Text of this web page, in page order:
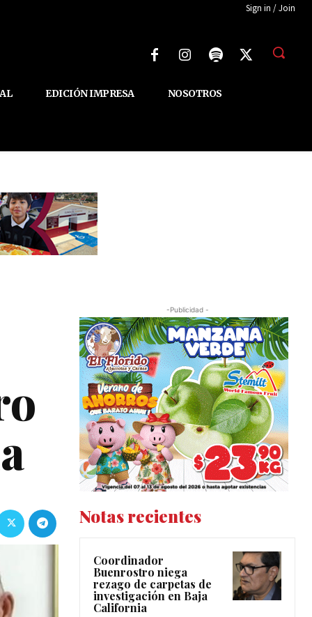
Sign in / Join
EDICIÓN IMPRESA NOSOTROS
-Publicidad -
Notas recientes
Coordinador
Buenrostro niega
rezago de carpetas de
investigación en Baja
California